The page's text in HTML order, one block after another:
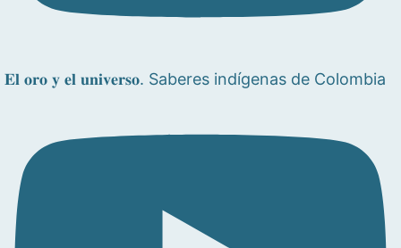
𝐄𝐥 𝐨𝐫𝐨 𝐲 𝐞𝐥 𝐮𝐧𝐢𝐯𝐞𝐫𝐬𝐨. Saberes indígenas de Colombia